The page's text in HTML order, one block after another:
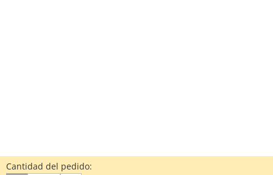
Cantidad del pedido: